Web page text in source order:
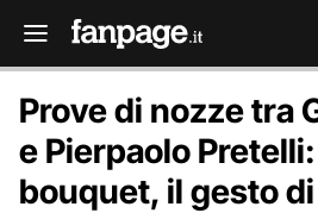
Prove di nozze tra
e Pierpaolo
bouquet, il gesto